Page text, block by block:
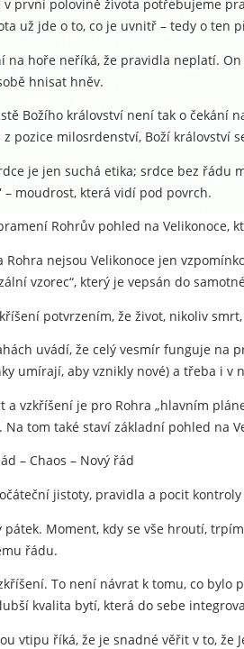
v první polovině života potřebujeme
už jde o to, co je uvnitř – tedy o ten
na hoře neříká, že pravidla neplatí.
hnisat hněv.
Božího království není tak o čekání
z pozice milosrdenství, Boží království
je jen suchá etika; srdce bez řádu
– moudrost, která vidí pod povrch.
Rohrův pohled na Velikonoce,
Rohra nejsou Velikonoce jen
vzorec“, který je vepsán do
potvrzením, že život, nikoliv
uvádí, že celý vesmír funguje na
umírají, aby vznikly nové) a třeba i v
a vzkříšení je pro Rohra „hlavním
Na tom také staví základní pohled na
– Chaos – Nový řád
jistoty, pravidla a pocit kontroly
pátek. Moment, kdy se vše hroutí,
řádu.
To není návrat k tomu, co bylo
kvalita bytí, která do sebe
vtipu říká, že je snadné věřit v to, že